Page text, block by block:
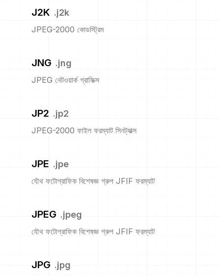
J2K .j2k
JPEG-2000 কোডস্ট্রিম
JNG .jng
JPEG নেটওয়ার্ক গ্রাফিক্স
JP2 .jp2
JPEG-2000 ফাইল ফরম্যাট সিনট্যাক্স
JPE .jpe
যৌথ ফটোগ্রাফিক বিশেষজ্ঞ গ্রুপ JFIF ফরম্যাট
JPEG .jpeg
যৌথ ফটোগ্রাফিক বিশেষজ্ঞ গ্রুপ JFIF ফরম্যাট
JPG .jpg